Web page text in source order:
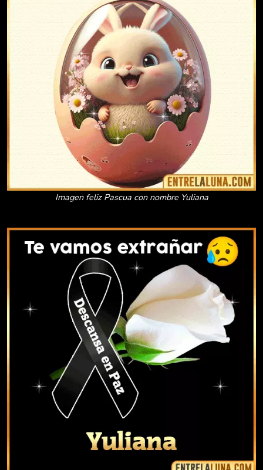
Imagen feliz Pascua con nombre Yuliana